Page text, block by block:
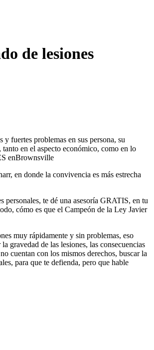
de lesiones
fuertes problemas en sus persona, su
en el aspecto económico, como en lo
en donde la convivencia es más estrecha
personales, te dé una asesoría GRATIS, en tu
cómo es que el Campeón de la Ley Javier
muy rápidamente y sin problemas, eso
gravedad de las lesiones, las consecuencias
cuentan con los mismos derechos, buscar la
para que te defienda, pero que hable